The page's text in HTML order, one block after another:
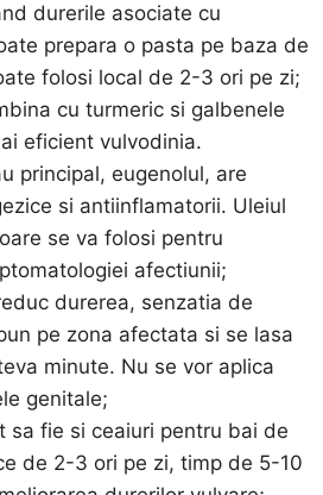
durerile asociate cu
prepara o pasta pe baza de
folosi local de 2-3 ori pe zi;
cu turmeric si galbenele
eficient vulvodinia.
principal, eugenolul, are
si antiinflamatorii. Uleiul
se va folosi pentru
afectiunii;
durerea, senzatia de
pe zona afectata si se lasa
minute. Nu se vor aplica
genitale;
sa fie si ceaiuri pentru bai de
de 2-3 ori pe zi, timp de 5-10